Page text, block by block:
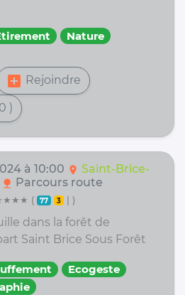
Nature
add_box Rejoindre
)
à 10:00 location_on Saint-Brice-
nature Parcours route
( 77 3 | )
dans la forêt de
Saint Brice Sous Forêt
Ecogeste